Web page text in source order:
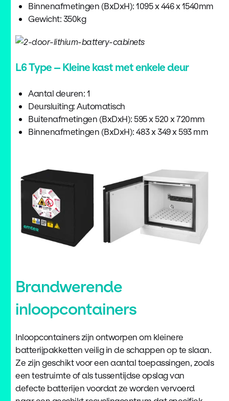
Binnenafmetingen (BxDxH): 1095 x 446 x 1540mm
Gewicht: 350kg
L6 Type – Kleine kast met enkele deur
Aantal deuren: 1
Deursluiting: Automatisch
Buitenafmetingen (BxDxH): 595 x 520 x 720mm
Binnenafmetingen (BxDxH): 483 x 349 x 593 mm
Brandwerende
inloopcontainers
Inloopcontainers zijn ontworpen om kleinere
batterijpakketten veilig in de schappen op te slaan.
Ze zijn geschikt voor een aantal toepassingen, zoals
een testruimte of als tussentijdse opslag van
defecte batterijen voordat ze worden vervoerd